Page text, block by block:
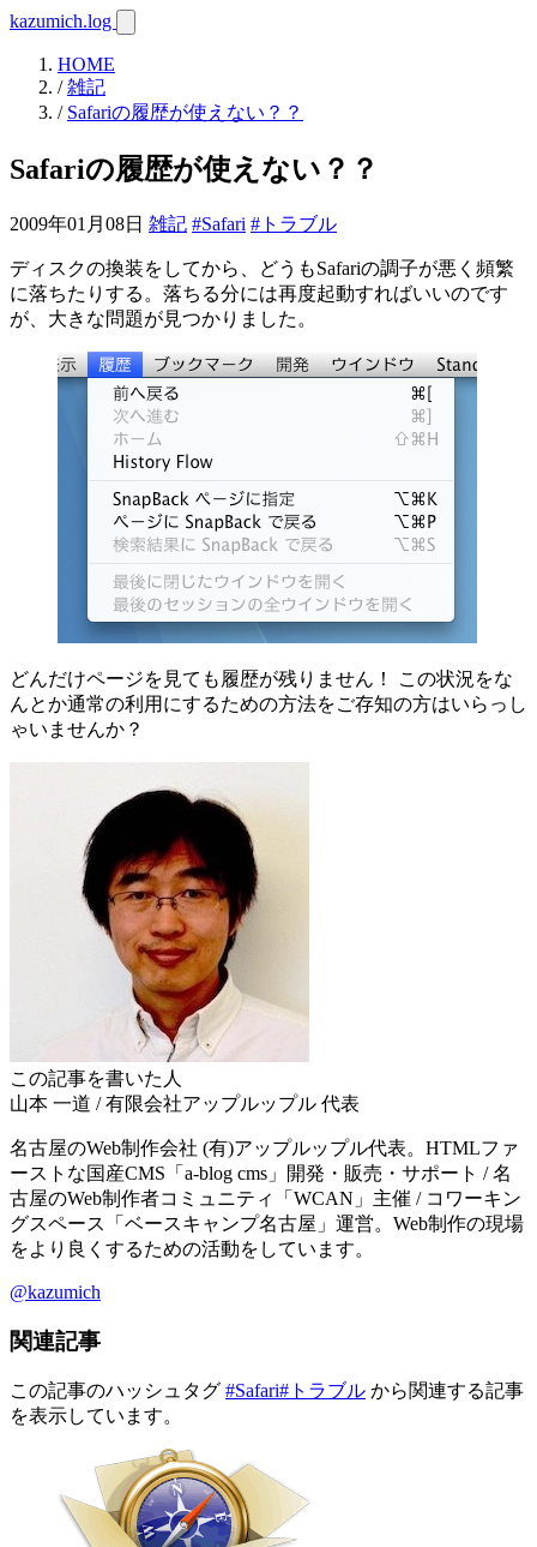
kazumich.log
HOME
/雑記
/ Safariの履歴が使えない？？
Safariの履歴が使えない？？
2009年01月08日 雑記 #Safari #トラブル
ディスクの換装をしてから、どうもSafariの調子が悪く頻繁
に落ちたりする。落ちる分には再度起動すればいいのです
が、大きな問題が見つかりました。
どんだけページを見ても履歴が残りません！ この状況をな
んとか通常の利用にするための方法をご存知の方はいらっし
ゃいませんか？
この記事を書いた人
山本 一道 / 有限会社アップルップル 代表
名古屋のWeb制作会社 (有)アップルップル代表。HTMLファ
ーストな国産CMS「a-blog cms」開発・販売・サポート / 名
古屋のWeb制作者コミュニティ「WCAN」主催 / コワーキン
グスペース「ベースキャンプ名古屋」運営。Web制作の現場
をより良くするための活動をしています。
@kazumich
関連記事
この記事のハッシュタグ #Safari#トラブル から関連する記事
を表示しています。